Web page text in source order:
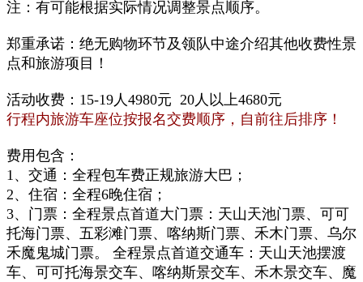
注：有可能根据实际情况调整景点顺序。
郑重承诺：绝无购物环节及领队中途介绍其他收费性景
点和旅游项目！
活动收费：15-19人4980元 20人以上4680元
行程内旅游车座位按报名交费顺序，自前往后排序！
费用包含：
1、交通： 全程包车费正规旅游大巴；
2、住宿：全程6晚住宿；
3、 门票： 全程景点首道大门票：天山天池门票、可可
托海门票、五彩滩门票、喀纳斯门票、禾木门票、乌尔
禾魔鬼城门票。 全程景点首道交通车：天山天池摆渡
车、可可托海景交车、喀纳斯景交车、禾木景交车、魔